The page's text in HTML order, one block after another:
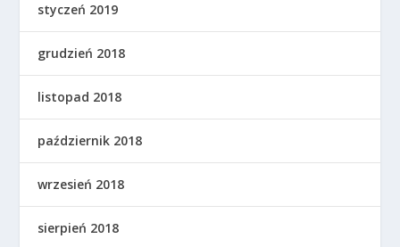
styczeń 2019
grudzień 2018
listopad 2018
październik 2018
wrzesień 2018
sierpień 2018